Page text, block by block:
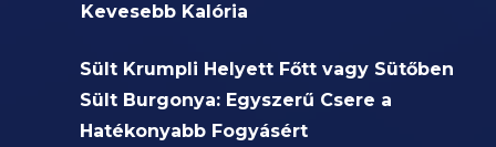
Kevesebb Kalória
Sült Krumpli Helyett Főtt vagy Sütőben
Sült Burgonya: Egyszerű Csere a
Hatékonyabb Fogyásért